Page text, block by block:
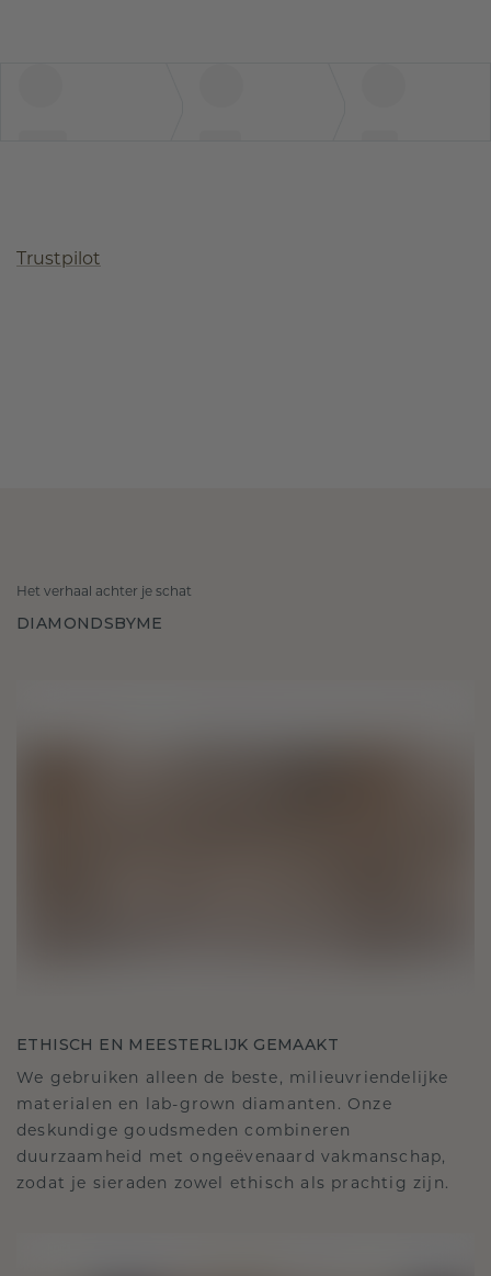
Trustpilot
Het verhaal achter je schat
DIAMONDSBYME
ETHISCH EN MEESTERLIJK GEMAAKT
We gebruiken alleen de beste, milieuvriendelijke
materialen en lab-grown diamanten. Onze
deskundige goudsmeden combineren
duurzaamheid met ongeëvenaard vakmanschap,
zodat je sieraden zowel ethisch als prachtig zijn.